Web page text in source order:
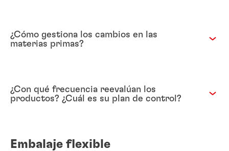
¿Cómo gestiona los cambios en las
materias primas?
¿Con qué frecuencia reevalúan los
productos? ¿Cuál es su plan de control?
Embalaje flexible